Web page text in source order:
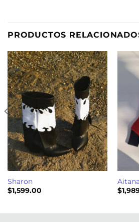
PRODUCTOS
Sharon
$1,599.00
$